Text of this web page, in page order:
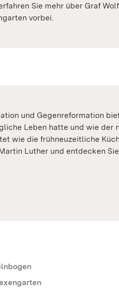
Sie mehr über Graf
vorbei.
und Gegenreformation
Leben hatte und wie der
wie die frühneuzeitliche
Luther und entdecken